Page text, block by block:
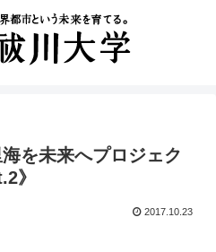
を未来へプロジェク
》
2017.10.23